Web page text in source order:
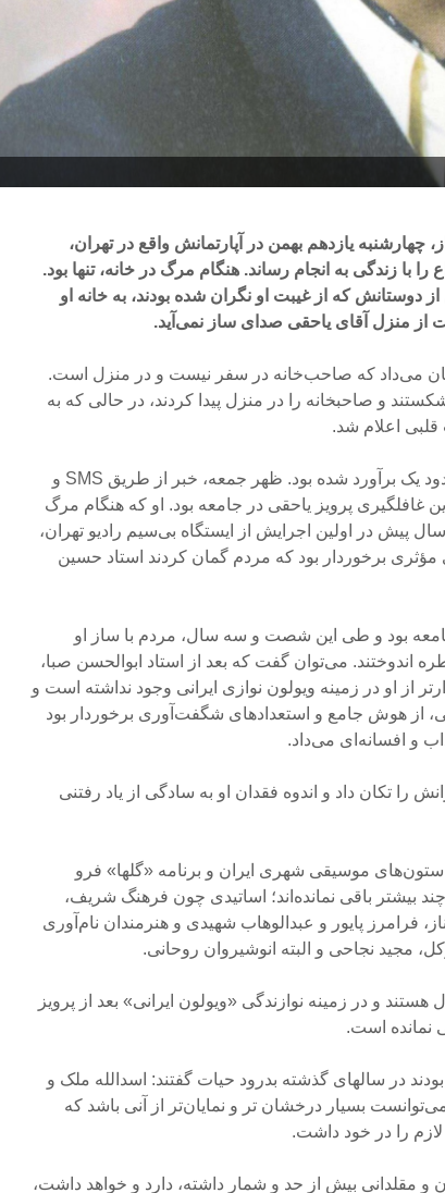
چهارشنبه یازدهم بهمن در آپارتمانش واقع در تهران،
را با زندگی به انجام رساند. هنگام مرگ در خانه، تنها بود.
که از غیبت او نگران شده بودند، به خانه او
از منزل آقای یاحقی صدای ساز نمی‌آید.
می‌داد که صاحب‌خانه در سفر نیست و در منزل است.
و صاحبخانه را در منزل پیدا کردند، در حالی که به
اعلام شد.
فشار خون او هنگام ایست قلبی در حدود یک برآورد شده بود. ظهر جمعه، خبر از طریق SMS و
غافلگیری پرویز یاحقی در جامعه بود. او که هنگام مرگ
در اولین اجرایش از ایستگاه بی‌سیم رادیو تهران،
برخوردار بود که مردم گمان کردند استاد حسین
جامعه بود و طی این شصت و سه سال، مردم با ساز او
اندوختند. می‌توان گفت که بعد از استاد ابوالحسن صبا،
از او در زمینه ویولون نوازی‌ ایرانی وجود نداشته است و
از هوش جامع و استعدادهای شگفت‌‌آوری برخوردار بود
و افسانه‌ای می‌داد.
را تکان داد و اندوه فقدان او به سادگی از یاد رفتنی
ستون‌های موسیقی شهری ایران و برنامه «گلها» فرو
بیشتر باقی نمانده‌اند؛ اساتیدی چون فرهنگ شریف،‌
فرامرز پایور و عبدالوهاب شهیدی و هنرمندان نام‌آوری
مجید نجاحی و البته انوشیروان روحانی.
هستند و در زمینه نوازندگی «ویولون ایرانی» بعد از پرویز
نمانده است.
در سالهای گذشته بدرود حیات گفتند: اسدالله ملک و
بسیار درخشان تر و نمایان‌تر از آنی باشد که
را در خود داشت.
و مقلدانی بیش از حد و شمار داشته، دارد و خواهد داشت،